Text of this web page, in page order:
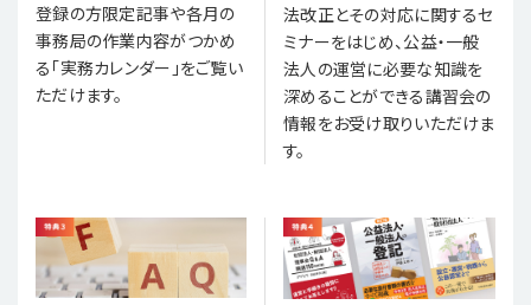
登録の方限定記事や各月の
事務局の作業内容がつかめ
る「実務カレンダー」をご覧い
ただけます。
法改正とその対応に関するセ
ミナーをはじめ、公益・一般
法人の運営に必要な知識を
深めることができる講習会の
情報をお受け取りいただけま
す。